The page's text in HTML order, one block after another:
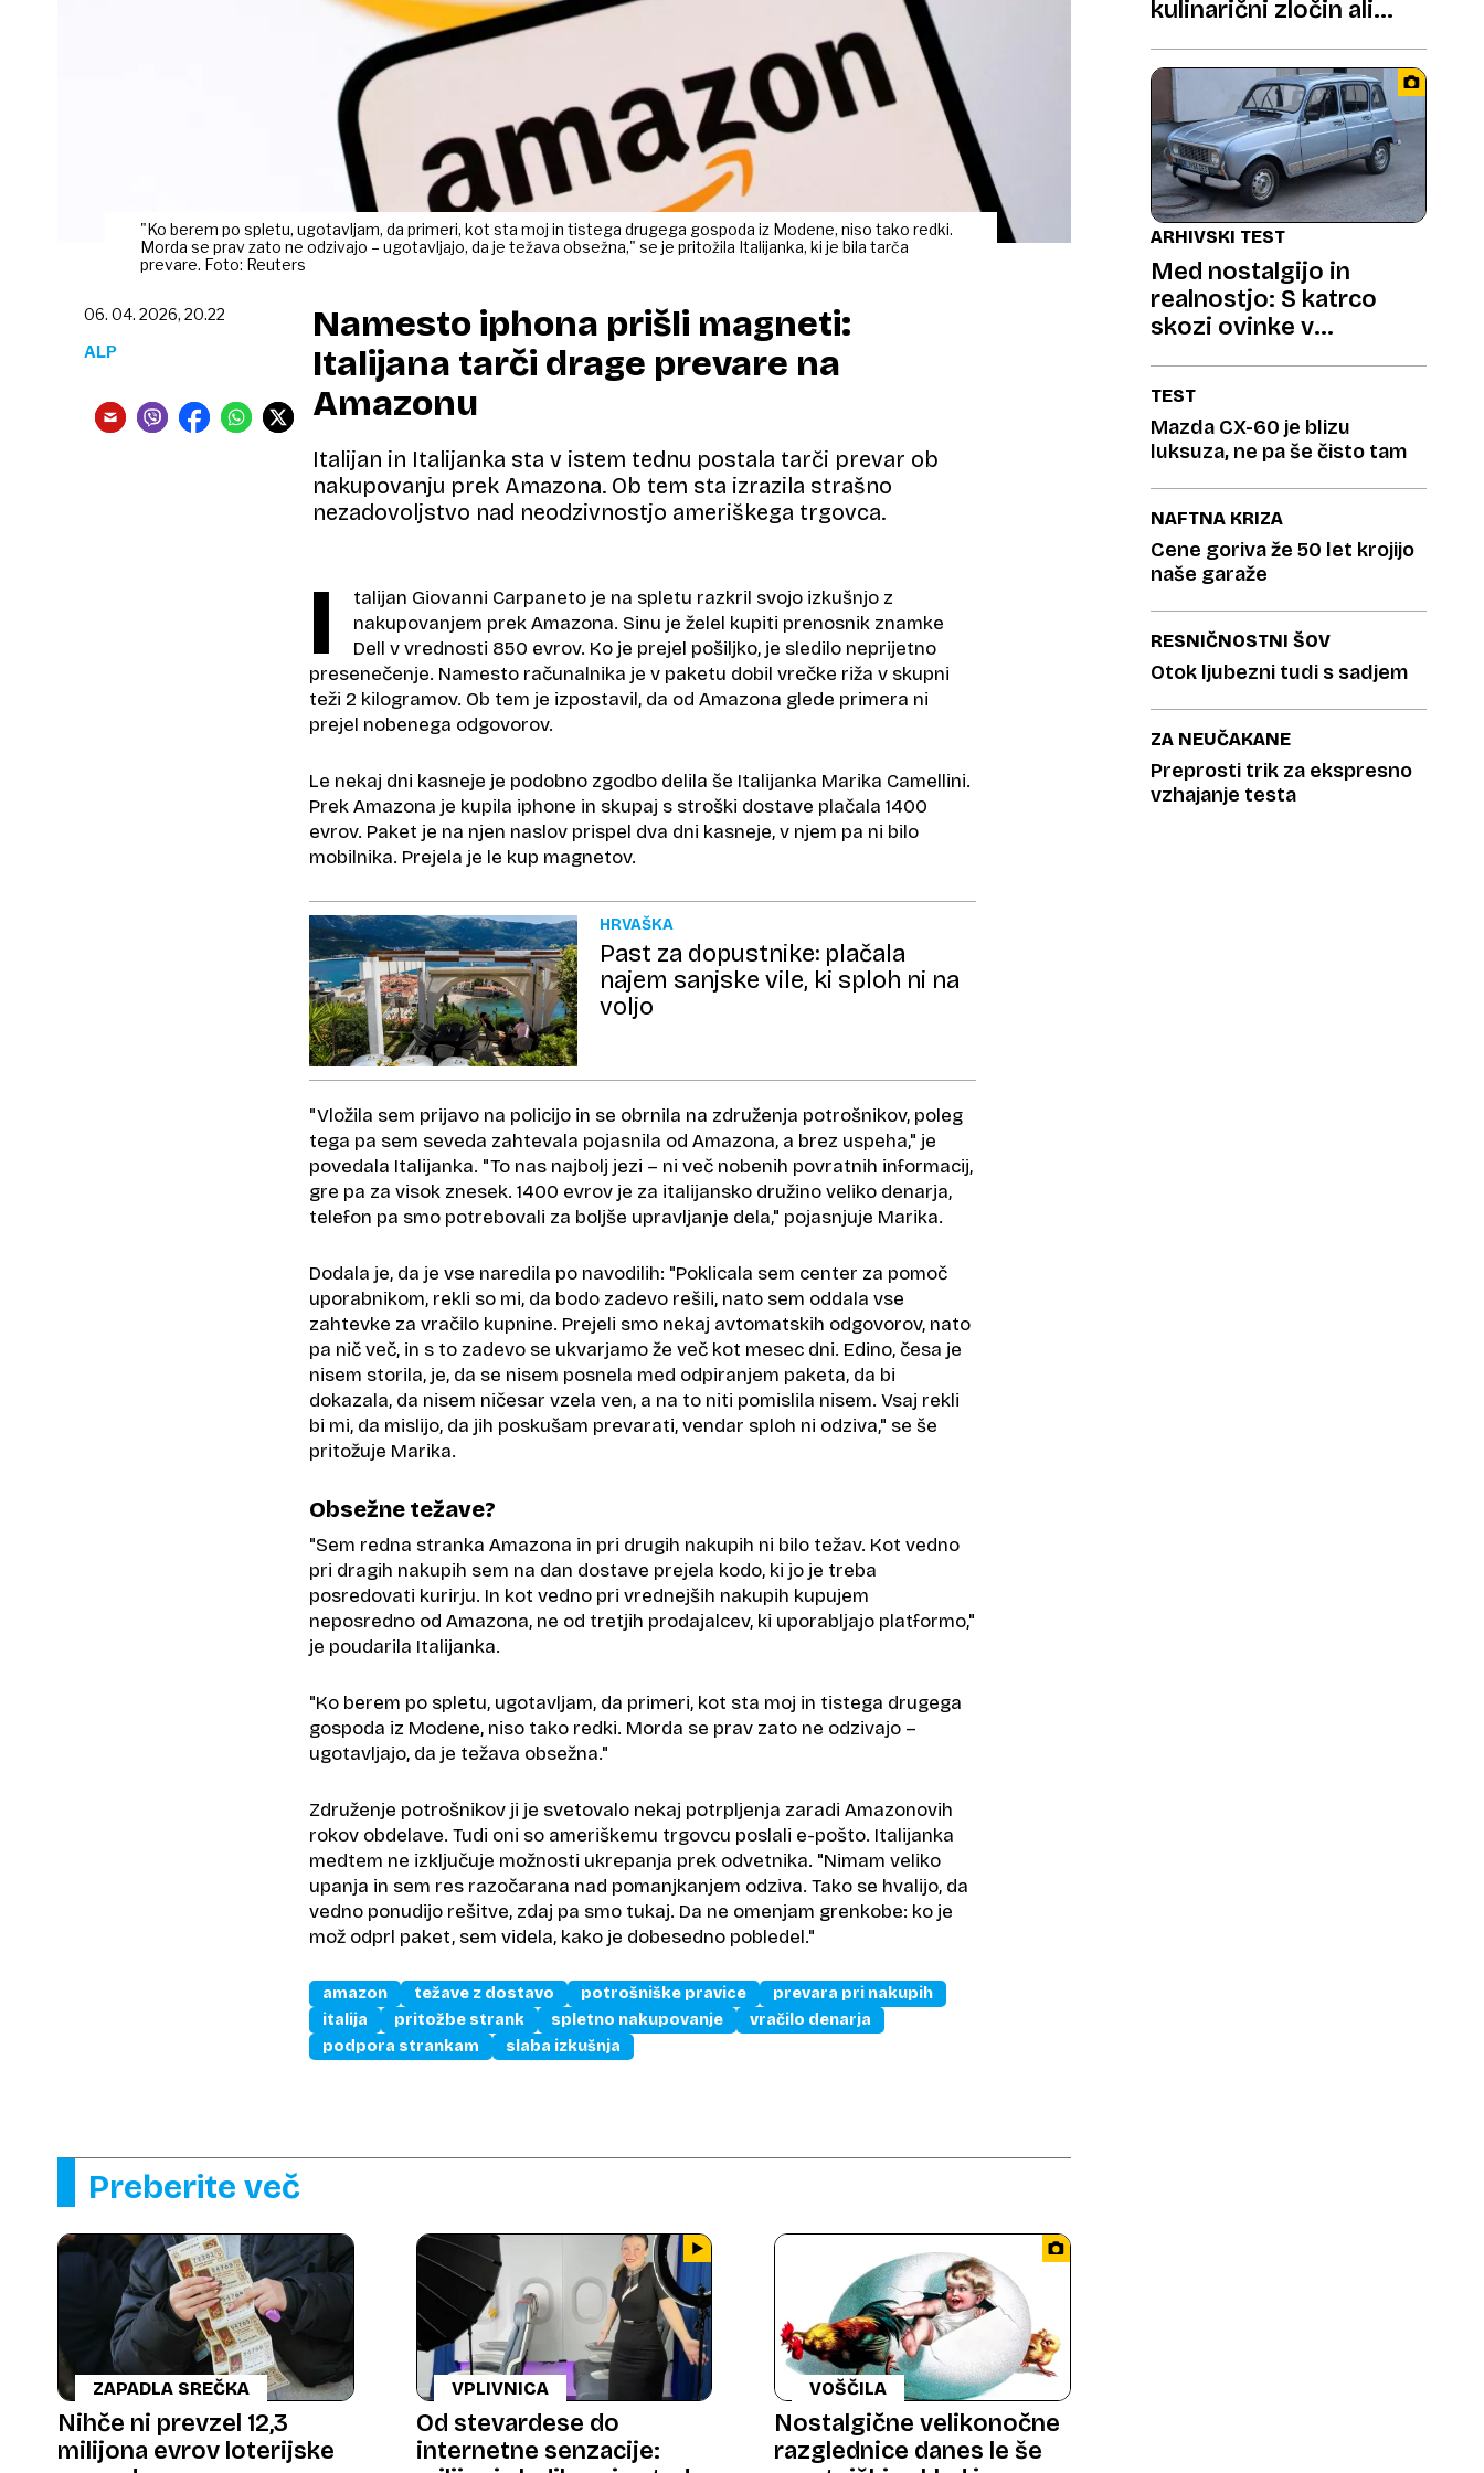
"Ko berem po spletu, ugotavljam, da primeri, kot sta moj in tistega drugega gospoda iz Modene, niso tako redki.
Morda se prav zato ne odzivajo – ugotavljajo, da je težava obsežna," se je pritožila Italijanka, ki je bila tarča
prevare. Foto: Reuters
Namesto iphona prišli magneti:
Italijana tarči drage prevare na
Amazonu
Italijan in Italijanka sta v istem tednu postala tarči prevar ob
nakupovanju prek Amazona. Ob tem sta izrazila strašno
nezadovoljstvo nad neodzivnostjo ameriškega trgovca.
06. 04. 2026, 20.22
ALP
I
talijan Giovanni Carpaneto je na spletu razkril svojo izkušnjo z
nakupovanjem prek Amazona. Sinu je želel kupiti prenosnik znamke
Dell v vrednosti 850 evrov. Ko je prejel pošiljko, je sledilo neprijetno
presenečenje. Namesto računalnika je v paketu dobil vrečke riža v skupni
teži 2 kilogramov. Ob tem je izpostavil, da od Amazona glede primera ni
prejel nobenega odgovorov.
Le nekaj dni kasneje je podobno zgodbo delila še Italijanka Marika Camellini.
Prek Amazona je kupila iphone in skupaj s stroški dostave plačala 1400
evrov. Paket je na njen naslov prispel dva dni kasneje, v njem pa ni bilo
mobilnika. Prejela je le kup magnetov.
HRVAŠKA
Past za dopustnike: plačala
najem sanjske vile, ki sploh ni na
voljo
"Vložila sem prijavo na policijo in se obrnila na združenja potrošnikov, poleg
tega pa sem seveda zahtevala pojasnila od Amazona, a brez uspeha," je
povedala Italijanka. "To nas najbolj jezi – ni več nobenih povratnih informacij,
gre pa za visok znesek. 1400 evrov je za italijansko družino veliko denarja,
telefon pa smo potrebovali za boljše upravljanje dela," pojasnjuje Marika.
Dodala je, da je vse naredila po navodilih: "Poklicala sem center za pomoč
uporabnikom, rekli so mi, da bodo zadevo rešili, nato sem oddala vse
zahtevke za vračilo kupnine. Prejeli smo nekaj avtomatskih odgovorov, nato
pa nič več, in s to zadevo se ukvarjamo že več kot mesec dni. Edino, česa je
nisem storila, je, da se nisem posnela med odpiranjem paketa, da bi
dokazala, da nisem ničesar vzela ven, a na to niti pomislila nisem. Vsaj rekli
bi mi, da mislijo, da jih poskušam prevarati, vendar sploh ni odziva," se še
pritožuje Marika.
Obsežne težave?
"Sem redna stranka Amazona in pri drugih nakupih ni bilo težav. Kot vedno
pri dragih nakupih sem na dan dostave prejela kodo, ki jo je treba
posredovati kurirju. In kot vedno pri vrednejših nakupih kupujem
neposredno od Amazona, ne od tretjih prodajalcev, ki uporabljajo platformo,"
je poudarila Italijanka.
"Ko berem po spletu, ugotavljam, da primeri, kot sta moj in tistega drugega
gospoda iz Modene, niso tako redki. Morda se prav zato ne odzivajo –
ugotavljajo, da je težava obsežna."
Združenje potrošnikov ji je svetovalo nekaj potrpljenja zaradi Amazonovih
rokov obdelave. Tudi oni so ameriškemu trgovcu poslali e-pošto. Italijanka
medtem ne izključuje možnosti ukrepanja prek odvetnika. "Nimam veliko
upanja in sem res razočarana nad pomanjkanjem odziva. Tako se hvalijo, da
vedno ponudijo rešitve, zdaj pa smo tukaj. Da ne omenjam grenkobe: ko je
mož odprl paket, sem videla, kako je dobesedno pobledel."
amazon težave z dostavo potrošniške pravice
prevara pri nakupih
italija
pritožbe strank spletno nakupovanje
vračilo denarja
podpora strankam
slaba izkušnja
kulinarični zločin ali
ARHIVSKI TEST
Med nostalgijo in
realnostjo: S katrco
skozi ovinke v
TEST
Mazda CX-60 je blizu
luksuza, ne pa še čisto tam
NAFTNA KRIZA
Cene goriva že 50 let krojijo
naše garaže
RESNIČNOSTNI ŠOV
Otok ljubezni tudi s sadjem
ZA NEUČAKANE
Preprosti trik za ekspresno
vzhajanje testa
Preberite več
ZAPADLA SREČKA
Nihče ni prevzel 12,3
milijona evrov loterijske
VPLIVNICA
Od stevardese do
internetne senzacije:
VOŠČILA
Nostalgične velikonočne
razglednice danes le še